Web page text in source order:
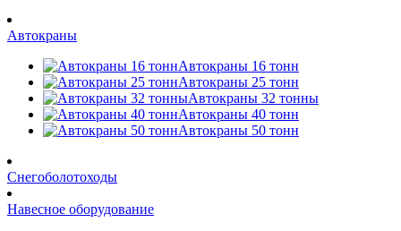
Автокраны
Автокраны 16 тонн
Автокраны 25 тонн
Автокраны 32 тонны
Автокраны 40 тонн
Автокраны 50 тонн
Снегоболотоходы
Навесное оборудование